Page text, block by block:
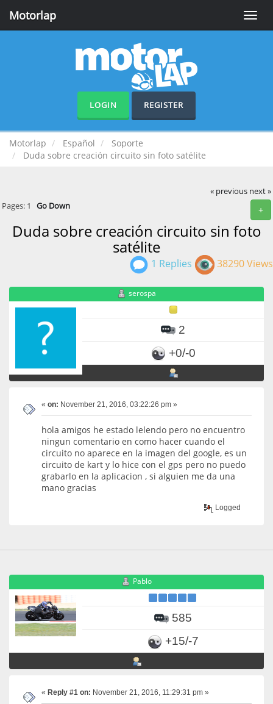
Toggle
Motorlap
LOGIN REGISTER
Motorlap Español
Soporte
Duda sobre creación circuito sin foto satélite
« previous next »
+
Pages: 1 Go Down
Duda sobre creación circuito sin foto
satélite
1 Replies 38290 Views
serospa
2
+0/-0
« on: November 21, 2016, 03:22:26 pm »
hola amigos he estado lelendo pero no encuentro
ningun comentario en como hacer cuando el
circuito no aparece en la imagen del google, es un
circuito de kart y lo hice con el gps pero no puedo
grabarlo en la aplicacion , si alguien me da una
mano gracias
Logged
Pablo
585
+15/-7
« Reply #1 on: November 21, 2016, 11:29:31 pm »